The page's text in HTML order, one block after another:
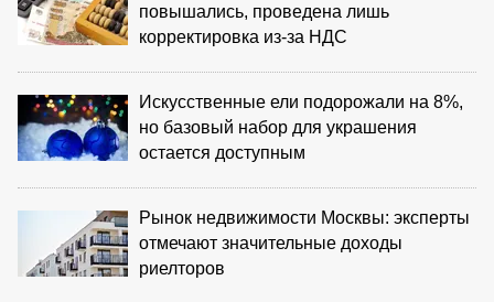
повышались, проведена лишь
корректировка из‑за НДС
Искусственные ели подорожали на 8%,
но базовый набор для украшения
остается доступным
Рынок недвижимости Москвы: эксперты
отмечают значительные доходы
риелторов